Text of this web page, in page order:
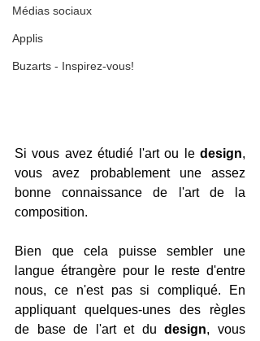
Médias sociaux
Applis
Buzarts - Inspirez-vous!
Si vous avez étudié l'art ou le design,
vous avez probablement une assez
bonne connaissance de l'art de la
composition.
Bien que cela puisse sembler une
langue étrangère pour le reste d'entre
nous, ce n'est pas si compliqué. En
appliquant quelques-unes des règles
de base de l'art et du design, vous